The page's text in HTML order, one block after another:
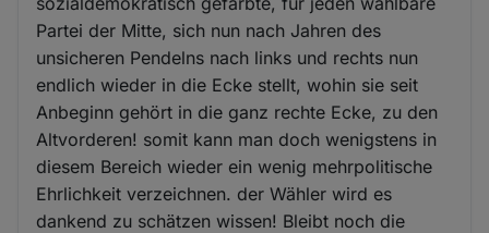
Partei der Mitte, sich nun nach Jahren des
unsicheren Pendelns nach links und rechts nun
endlich wieder in die Ecke stellt, wohin sie seit
Anbeginn gehört in die ganz rechte Ecke, zu den
Altvorderen! somit kann man doch wenigstens in
diesem Bereich wieder ein wenig mehrpolitische
Ehrlichkeit verzeichnen. der Wähler wird es
dankend zu schätzen wissen! Bleibt noch die